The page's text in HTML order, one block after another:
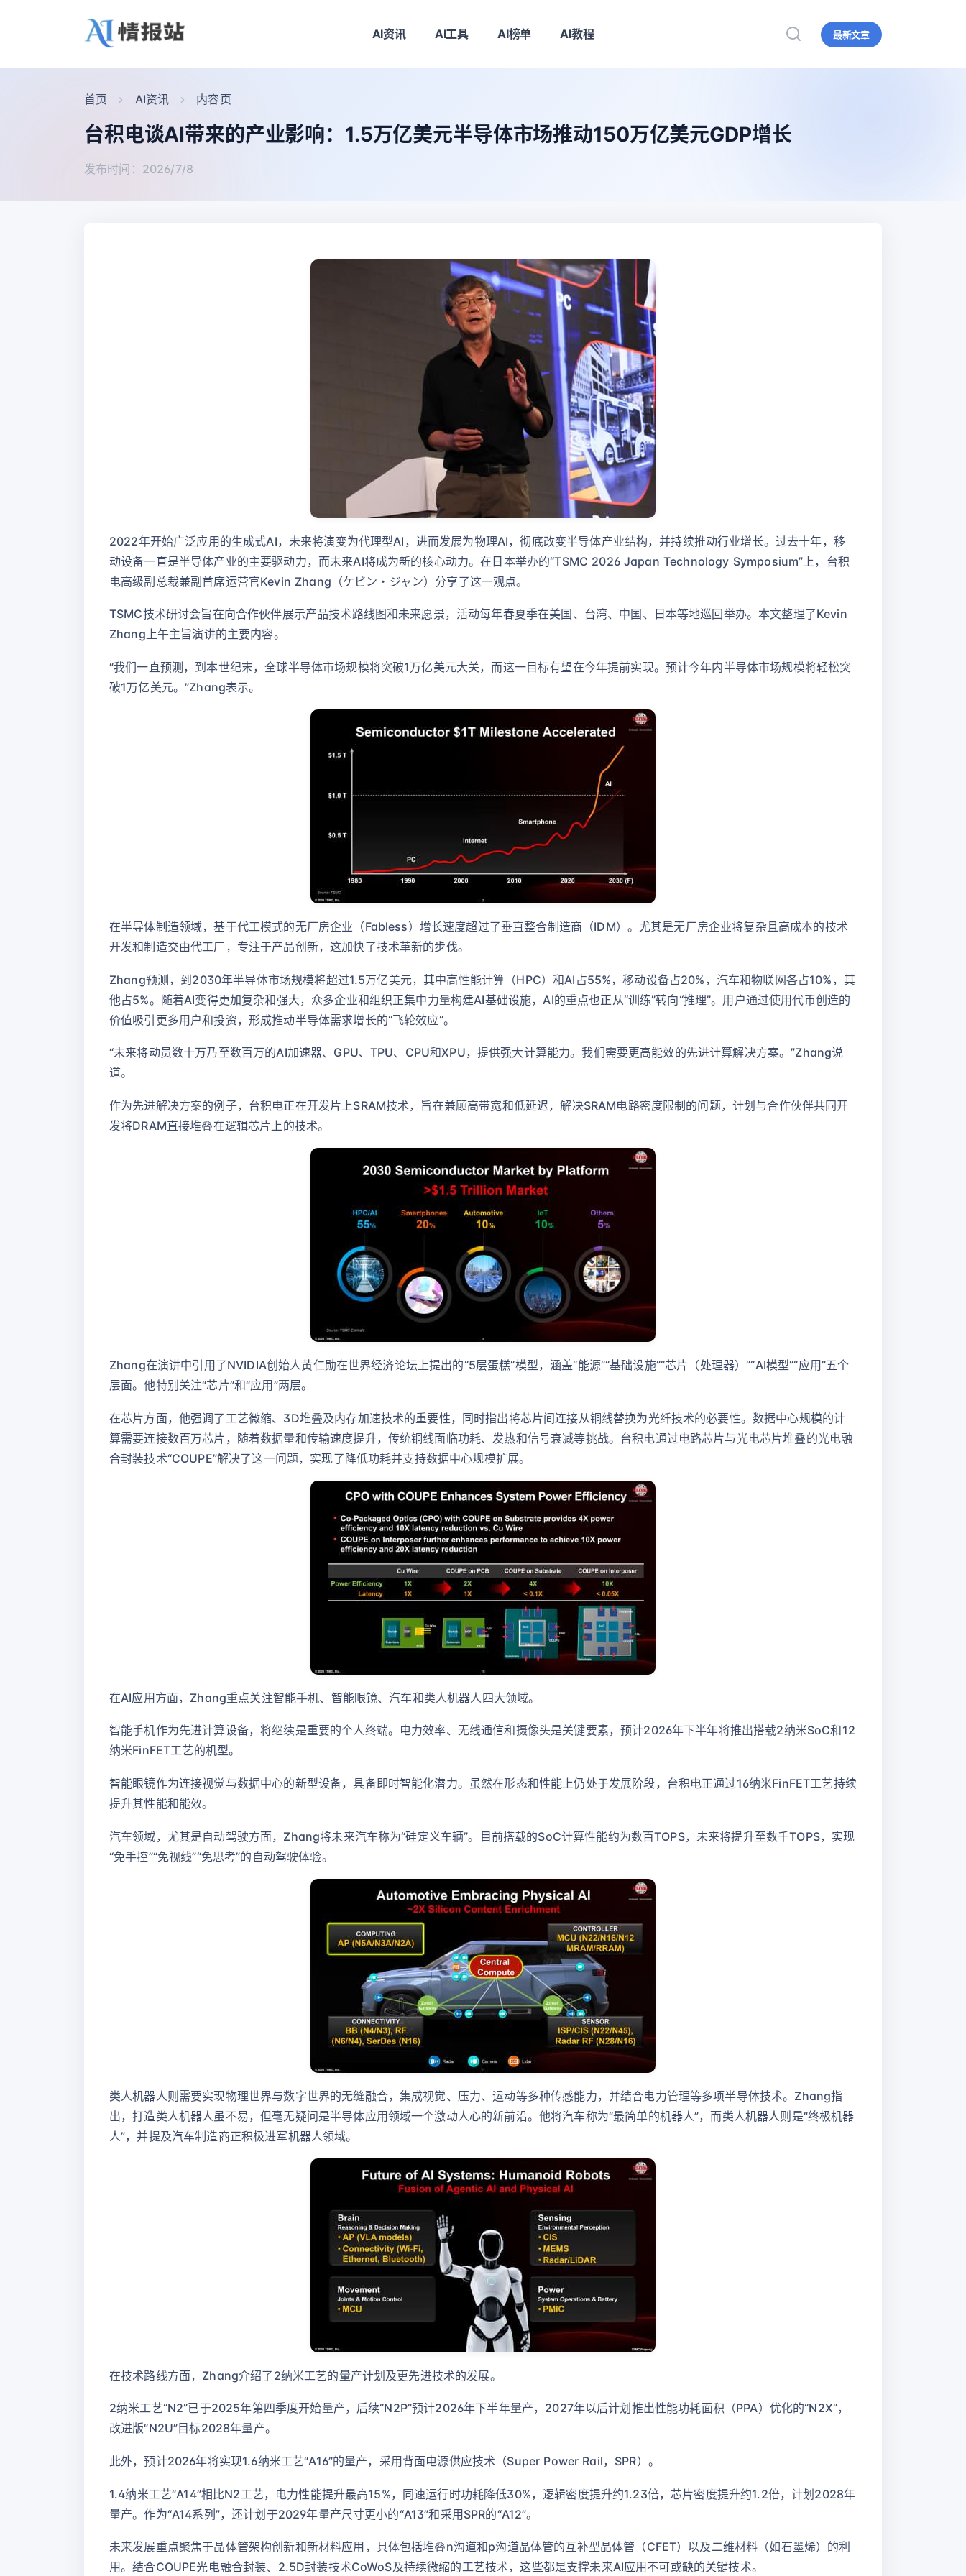
AI资讯 AI工具 AI榜单 AI教程 最新文章
首页 AI资讯 内容页
台积电谈AI带来的产业影响：1.5万亿美元半导体市场推动150万亿美元GDP增长
发布时间：2026/7/8
2022年开始广泛应用的生成式AI，未来将演变为代理型AI，进而发展为物理AI，彻底改变半导体产业结构，并持续推动行业增长。过去十年，移
动设备一直是半导体产业的主要驱动力，而未来AI将成为新的核心动力。在日本举办的“TSMC 2026 Japan Technology Symposium”上，台积
电高级副总裁兼副首席运营官Kevin Zhang（ケビン・ジャン）分享了这一观点。
TSMC技术研讨会旨在向合作伙伴展示产品技术路线图和未来愿景，活动每年春夏季在美国、台湾、中国、日本等地巡回举办。本文整理了Kevin
Zhang上午主旨演讲的主要内容。
“我们一直预测，到本世纪末，全球半导体市场规模将突破1万亿美元大关，而这一目标有望在今年提前实现。预计今年内半导体市场规模将轻松突
破1万亿美元。”Zhang表示。
在半导体制造领域，基于代工模式的无厂房企业（Fabless）增长速度超过了垂直整合制造商（IDM）。尤其是无厂房企业将复杂且高成本的技术
开发和制造交由代工厂，专注于产品创新，这加快了技术革新的步伐。
Zhang预测，到2030年半导体市场规模将超过1.5万亿美元，其中高性能计算（HPC）和AI占55%，移动设备占20%，汽车和物联网各占10%，其
他占5%。随着AI变得更加复杂和强大，众多企业和组织正集中力量构建AI基础设施，AI的重点也正从“训练”转向“推理”。用户通过使用代币创造的
价值吸引更多用户和投资，形成推动半导体需求增长的“飞轮效应”。
“未来将动员数十万乃至数百万的AI加速器、GPU、TPU、CPU和XPU，提供强大计算能力。我们需要更高能效的先进计算解决方案。”Zhang说
道。
作为先进解决方案的例子，台积电正在开发片上SRAM技术，旨在兼顾高带宽和低延迟，解决SRAM电路密度限制的问题，计划与合作伙伴共同开
发将DRAM直接堆叠在逻辑芯片上的技术。
Zhang在演讲中引用了NVIDIA创始人黄仁勋在世界经济论坛上提出的“5层蛋糕”模型，涵盖“能源”“基础设施”“芯片（处理器）”“AI模型”“应用”五个
层面。他特别关注“芯片”和“应用”两层。
在芯片方面，他强调了工艺微缩、3D堆叠及内存加速技术的重要性，同时指出将芯片间连接从铜线替换为光纤技术的必要性。数据中心规模的计
算需要连接数百万芯片，随着数据量和传输速度提升，传统铜线面临功耗、发热和信号衰减等挑战。台积电通过电路芯片与光电芯片堆叠的光电融
合封装技术“COUPE”解决了这一问题，实现了降低功耗并支持数据中心规模扩展。
在AI应用方面，Zhang重点关注智能手机、智能眼镜、汽车和类人机器人四大领域。
智能手机作为先进计算设备，将继续是重要的个人终端。电力效率、无线通信和摄像头是关键要素，预计2026年下半年将推出搭载2纳米SoC和12
纳米FinFET工艺的机型。
智能眼镜作为连接视觉与数据中心的新型设备，具备即时智能化潜力。虽然在形态和性能上仍处于发展阶段，台积电正通过16纳米FinFET工艺持续
提升其性能和能效。
汽车领域，尤其是自动驾驶方面，Zhang将未来汽车称为“硅定义车辆”。目前搭载的SoC计算性能约为数百TOPS，未来将提升至数千TOPS，实现
“免手控”“免视线”“免思考”的自动驾驶体验。
类人机器人则需要实现物理世界与数字世界的无缝融合，集成视觉、压力、运动等多种传感能力，并结合电力管理等多项半导体技术。Zhang指
出，打造类人机器人虽不易，但毫无疑问是半导体应用领域一个激动人心的新前沿。他将汽车称为“最简单的机器人”，而类人机器人则是“终极机器
人”，并提及汽车制造商正积极进军机器人领域。
在技术路线方面，Zhang介绍了2纳米工艺的量产计划及更先进技术的发展。
2纳米工艺“N2”已于2025年第四季度开始量产，后续“N2P”预计2026年下半年量产，2027年以后计划推出性能功耗面积（PPA）优化的“N2X”，
改进版“N2U”目标2028年量产。
此外，预计2026年将实现1.6纳米工艺“A16”的量产，采用背面电源供应技术（Super Power Rail，SPR）。
1.4纳米工艺“A14”相比N2工艺，电力性能提升最高15%，同速运行时功耗降低30%，逻辑密度提升约1.23倍，芯片密度提升约1.2倍，计划2028年
量产。作为“A14系列”，还计划于2029年量产尺寸更小的“A13”和采用SPR的“A12”。
未来发展重点聚焦于晶体管架构创新和新材料应用，具体包括堆叠n沟道和p沟道晶体管的互补型晶体管（CFET）以及二维材料（如石墨烯）的利
用。结合COUPE光电融合封装、2.5D封装技术CoWoS及持续微缩的工艺技术，这些都是支撑未来AI应用不可或缺的关键技术。